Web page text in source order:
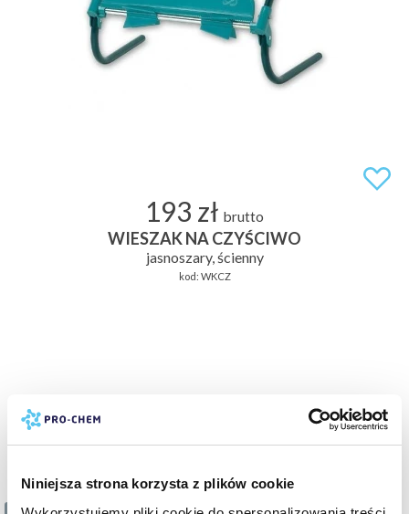
Niniejsza strona korzysta z plików cookie
193 zł brutto
WIESZAK NA CZYŚCIWO
jasnoszary, ścienny
kod: WKCZ